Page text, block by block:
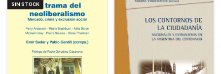
SIN STOCK